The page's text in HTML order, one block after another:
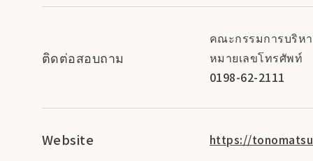
ติดต่อสอบถาม
คณะกรรมการบริหา
หมายเลขโทรศัพท์
0198-62-2111
Website https://